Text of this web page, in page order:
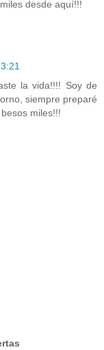
desde aquí!!!
la vida!!!! Soy de
siempre preparé
miles!!!